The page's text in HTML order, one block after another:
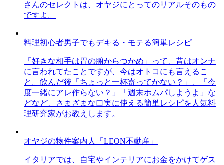
さんのセレクトは、オヤジにとってのリアルそのもの
ですよ。
料理初心者男子でもデキる・モテる簡単レシピ
「好きな相手は胃の腑からつかめ」って、昔はオンナ
に言われてたことですが、今はオトコにも言えるこ
と。飲んだ後「ちょっと一杯寄ってかない？」、「今
度一緒にアレ作らない？」「週末ホムパしようよ」な
どなど、さまざまな口実に使える簡単レシピを人気料
理研究家がお教えします。
オヤジの物件案内人「LEON不動産」
イタリアでは、自宅やインテリアにお金をかけてゲス